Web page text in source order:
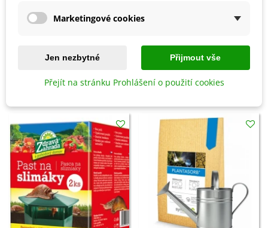
dobrou cirkulací vzduchu.
Detaily produktu
Marketingové cookies
Jen nezbytné Přijmout vše
Přejít na stránku Prohlášení o použití cookies